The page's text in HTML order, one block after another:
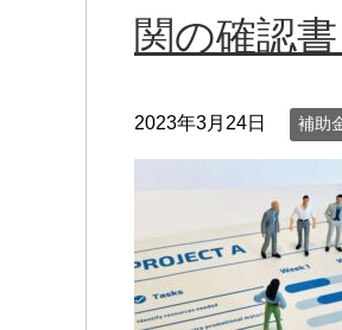
関の確認
2023年3月24日 補助